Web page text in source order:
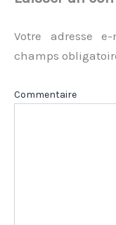
Votre adresse
champs